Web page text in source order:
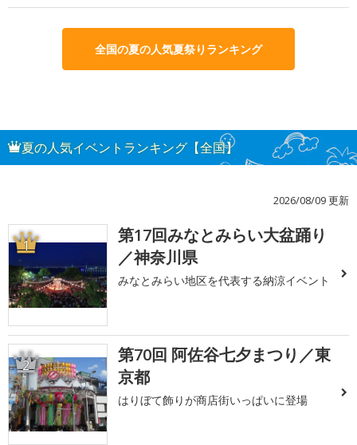
全国の夏の人気夏祭りランキング
夏の人気イベントランキング【全国】
2026/08/09 更新
1
第17回みなとみらい大盆踊り
／神奈川県
みなとみらい地区を代表する納涼イベント
2
第70回 阿佐谷七夕まつり／東
京都
はりぼて飾りが商店街いっぱいに登場